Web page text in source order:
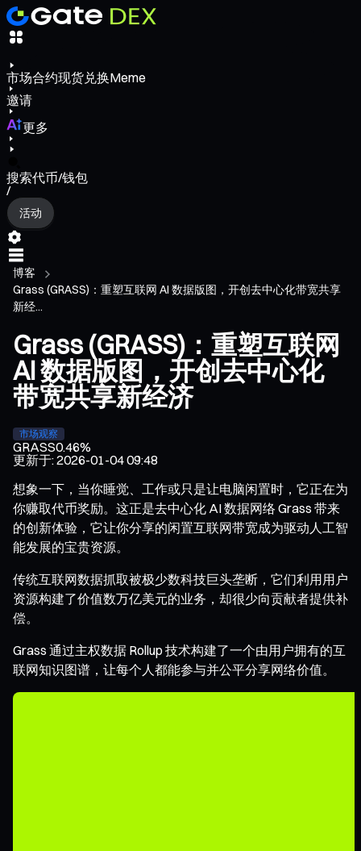
市场合约现货兑换Meme
邀请
更多
搜索代币/钱包
/
活动
博客
Grass (GRASS)：重塑互联网 AI 数据版图，开创去中心化带宽共享
新经...
Grass (GRASS)：重塑互联网
AI 数据版图，开创去中心化
带宽共享新经济
市场观察
GRASS0.46%
更新于:2026-01-04 09:48
想象一下，当你睡觉、工作或只是让电脑闲置时，它正在为
你赚取代币奖励。这正是去中心化 AI 数据网络 Grass 带来
的创新体验，它让你分享的闲置互联网带宽成为驱动人工智
能发展的宝贵资源。
传统互联网数据抓取被极少数科技巨头垄断，它们利用用户
资源构建了价值数万亿美元的业务，却很少向贡献者提供补
偿。
Grass 通过主权数据 Rollup 技术构建了一个由用户拥有的互
联网知识图谱，让每个人都能参与并公平分享网络价值。